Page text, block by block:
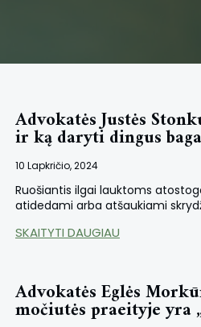
Advokatės Justės
ir ką daryti dingus
10 Lapkričio, 2024
Ruošiantis ilgai lauktoms
atidedami arba atšaukiami
SKAITYTI DAUGIAU
Advokatės Eglės
močiutės praeityje yra